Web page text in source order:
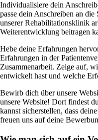
Individualisiere dein
passe dein Anschreiben an
unserer Rehabilitationsklinik
Weiterentwicklung beitragen
Hebe deine Erfahrungen
Erfahrungen in der
Zusammenarbeit. Zeige auf,
entwickelt hast und welche
Bewirb dich über unsere
unsere Website! Dort findest
kannst sicherstellen, dass
freuen uns auf deine